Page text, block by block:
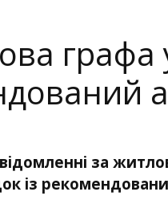
графа
за
із